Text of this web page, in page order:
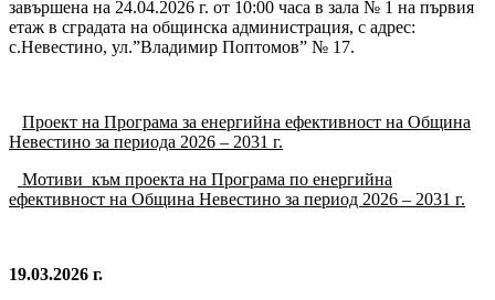
завършена на 24.04.2026 г. от 10:00 часа в зала № 1 на първия
етаж в сградата на общинска администрация, с адрес:
с.Невестино, ул.”Владимир Поптомов” № 17.
Проект на Програма за енергийна ефективност на Община
Невестино за периода 2026 – 2031 г.
Мотиви към проекта на Програма по енергийна
ефективност на Община Невестино за период 2026 – 2031 г.
19.03.2026 г.